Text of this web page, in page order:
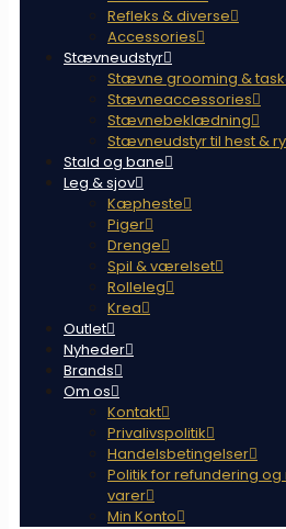
Refleks & diverse
Accessories
Stævneudstyr
Stævne grooming &
Stævneaccessories
Stævnebeklædning
Stævneudstyr til hest &
Stald og bane
Leg & sjov
Kæpheste
Piger
Drenge
Spil & værelset
Rolleleg
Krea
Outlet
Nyheder
Brands
Om os
Kontakt
Privalivspolitik
Handelsbetingelser
Politik for refundering
varer
Min Konto